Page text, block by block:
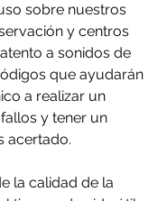
sobre nuestros
y centros
a sonidos de
que ayudarán
a realizar un
y tener un
acertado.
la calidad de la